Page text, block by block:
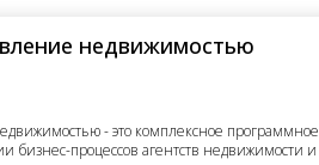
недвижимостью
- это комплексное программное
бизнес-процессов агентств недвижимости и